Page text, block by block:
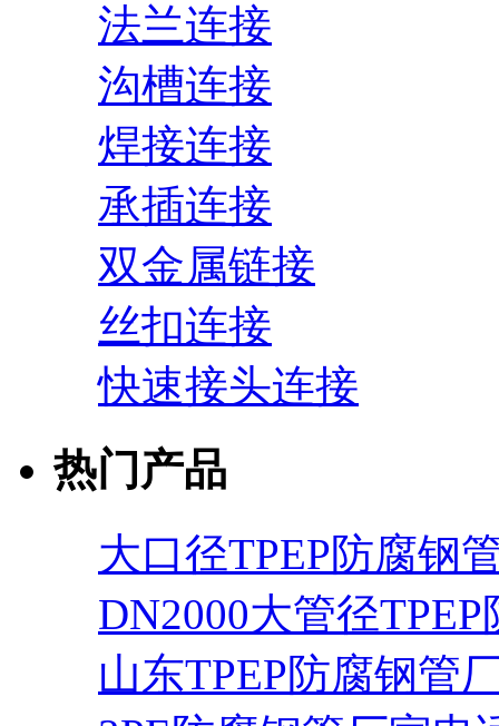
法兰连接
沟槽连接
焊接连接
承插连接
双金属链接
丝扣连接
快速接头连接
热门产品
大口径TPEP防腐钢
DN2000大管径
山东TPEP防腐钢管